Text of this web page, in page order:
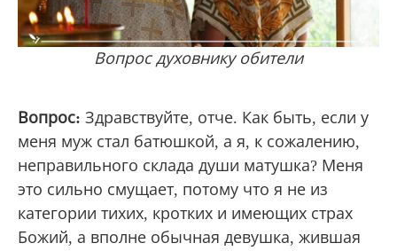
Вопрос духовнику обители
Вопрос: Здравствуйте, отче. Как быть, если у
меня муж стал батюшкой, а я, к сожалению,
неправильного склада души матушка? Меня
это сильно смущает, потому что я не из
категории тихих, кротких и имеющих страх
Божий, а вполне обычная девушка, жившая